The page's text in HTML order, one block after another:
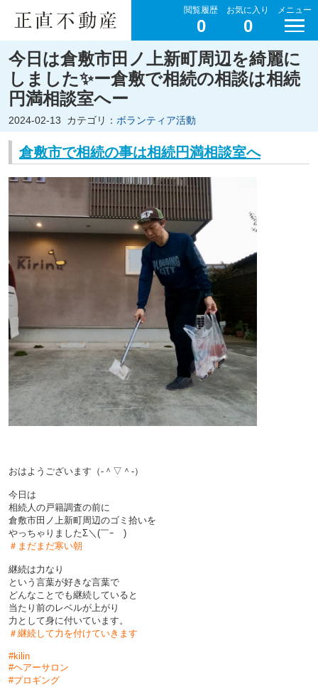
閲覧履歴
0
お気に入り
0
メニュー
今日は倉敷市田ノ上新町周辺を綺麗に
しました✨ー倉敷で相続の相談は相続
円満相談室へー
2024-02-13 カテゴリ： ボランティア活動
倉敷市で相続の事は相続円満相談室へ
おはようございます（‐＾▽＾‐）
今日は
相続人の戸籍調査の前に
倉敷市田ノ上新町周辺のゴミ拾いを
やっちゃりましたΣ＼(￣ｰ￣)
＃まだまだ寒い朝
継続は力なり
という言葉が好きな言葉で
どんなことでも継続していると
当たり前のレベルが上がり
力として身に付いています。
＃継続して力を付けていきます
#kilin
#ヘアーサロン
#プロギング